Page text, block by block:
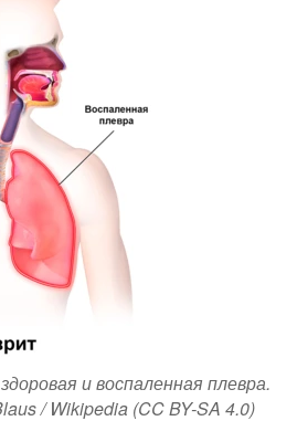
и воспаленная плевра.
/ Wikipedia (CC BY-SA 4.0)